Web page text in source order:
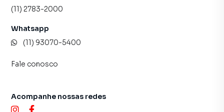
(11) 2783-2000
Whatsapp
(11) 93070-5400
Fale conosco
Acompanhe nossas redes